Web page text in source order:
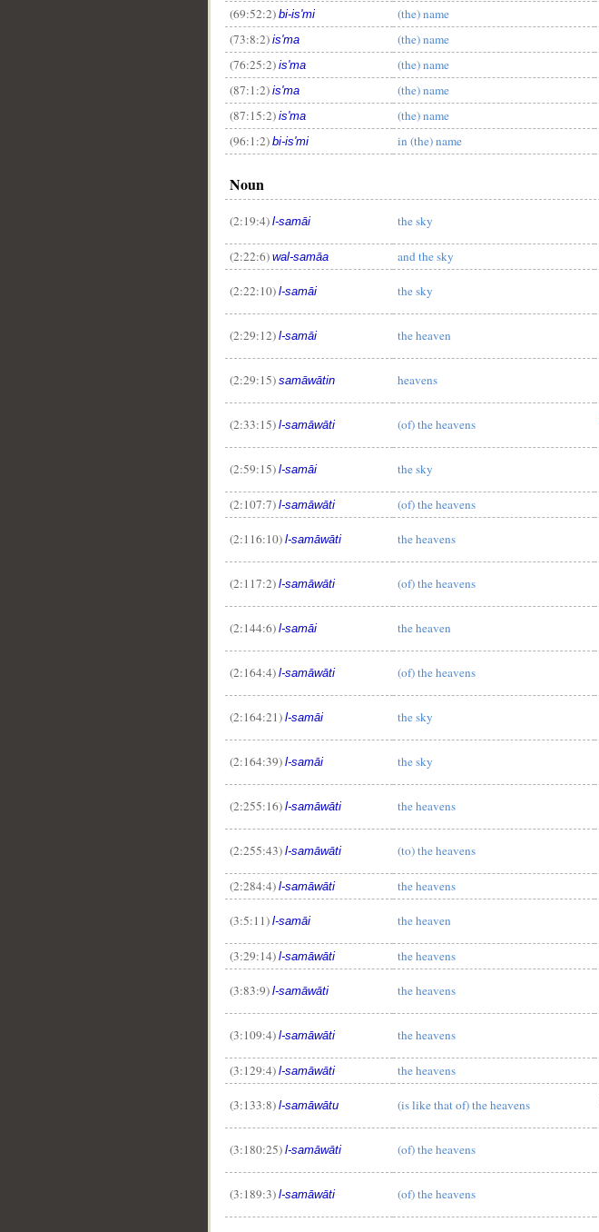
(69:52:2) bi-is'mi (the) name
(73:8:2) is'ma (the) name
(76:25:2) is'ma (the) name
(87:1:2) is'ma (the) name
(87:15:2) is'ma (the) name
(96:1:2) bi-is'mi in (the) name
Noun
(2:19:4) l-samāi the sky
(2:22:6) wal-samāa and the sky
(2:22:10) l-samāi the sky
(2:29:12) l-samāi the heaven
(2:29:15) samāwātin heavens
(2:33:15) l-samāwāti (of) the heavens
(2:59:15) l-samāi the sky
(2:107:7) l-samāwāti (of) the heavens
(2:116:10) l-samāwāti the heavens
(2:117:2) l-samāwāti (of) the heavens
(2:144:6) l-samāi the heaven
(2:164:4) l-samāwāti (of) the heavens
(2:164:21) l-samāi the sky
(2:164:39) l-samāi the sky
(2:255:16) l-samāwāti the heavens
(2:255:43) l-samāwāti (to) the heavens
(2:284:4) l-samāwāti the heavens
(3:5:11) l-samāi the heaven
(3:29:14) l-samāwāti the heavens
(3:83:9) l-samāwāti the heavens
(3:109:4) l-samāwāti the heavens
(3:129:4) l-samāwāti the heavens
(3:133:8) l-samāwātu (is like that of) the heavens
(3:180:25) l-samāwāti (of) the heavens
(3:189:3) l-samāwāti (of) the heavens